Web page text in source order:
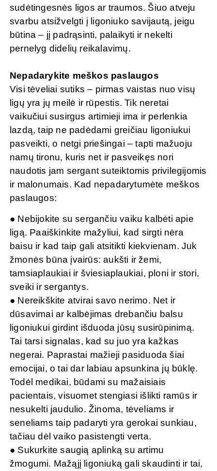
sudėtingesnės ligos ar traumos. Šiuo atveju
svarbu atsižvelgti į ligoniuko savijautą, jeigu
būtina – jį padrąsinti, palaikyti ir nekelti
pernelyg didelių reikalavimų.
Nepadarykite meškos paslaugos
Visi tėveliai sutiks – pirmas vaistas nuo visų
ligų yra jų meilė ir rūpestis. Tik neretai
vaikučiui susirgus artimieji ima ir perlenkia
lazdą, taip ne padėdami greičiau ligoniukui
pasveikti, o netgi priešingai – tapti mažuoju
namų tironu, kuris net ir pasveikęs nori
naudotis jam sergant suteiktomis privilegijomis
ir malonumais. Kad nepadarytumėte meškos
paslaugos:
● Nebijokite su sergančiu vaiku kalbėti apie
ligą. Paaiškinkite mažyliui, kad sirgti nėra
baisu ir kad taip gali atsitikti kiekvienam. Juk
žmonės būna įvairūs: aukšti ir žemi,
tamsiaplaukiai ir šviesiaplaukiai, ploni ir stori,
sveiki ir sergantys.
● Nereikškite atvirai savo nerimo. Net ir
dūsavimai ar kalbėjimas drebančiu balsu
ligoniukui girdint išduoda jūsų susirūpinimą.
Tai tarsi signalas, kad su juo yra kažkas
negerai. Paprastai mažieji pasiduoda šiai
emocijai, o tai dar labiau apsunkina jų būklę.
Todėl medikai, būdami su mažaisiais
pacientais, visuomet stengiasi išlikti ramūs ir
nesukelti jaudulio. Žinoma, tėveliams ir
seneliams taip padaryti yra gerokai sunkiau,
tačiau dėl vaiko pasistengti verta.
● Sukurkite saugią aplinką su artimu
žmogumi. Mažąjį ligoniuką gali skaudinti ir tai,